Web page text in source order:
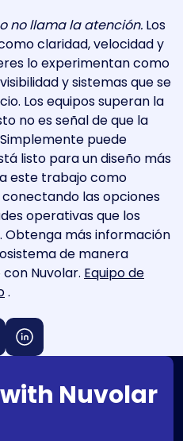
no llama la atención. Los
claridad, velocidad y
lo experimentan como
y sistemas que se
Los equipos superan la
no es señal de que la
puede
listo para un diseño más
este trabajo como
las opciones
operativas que los
Obtenga más información
de manera
Nuvolar. Equipo de
.
Nuvolar